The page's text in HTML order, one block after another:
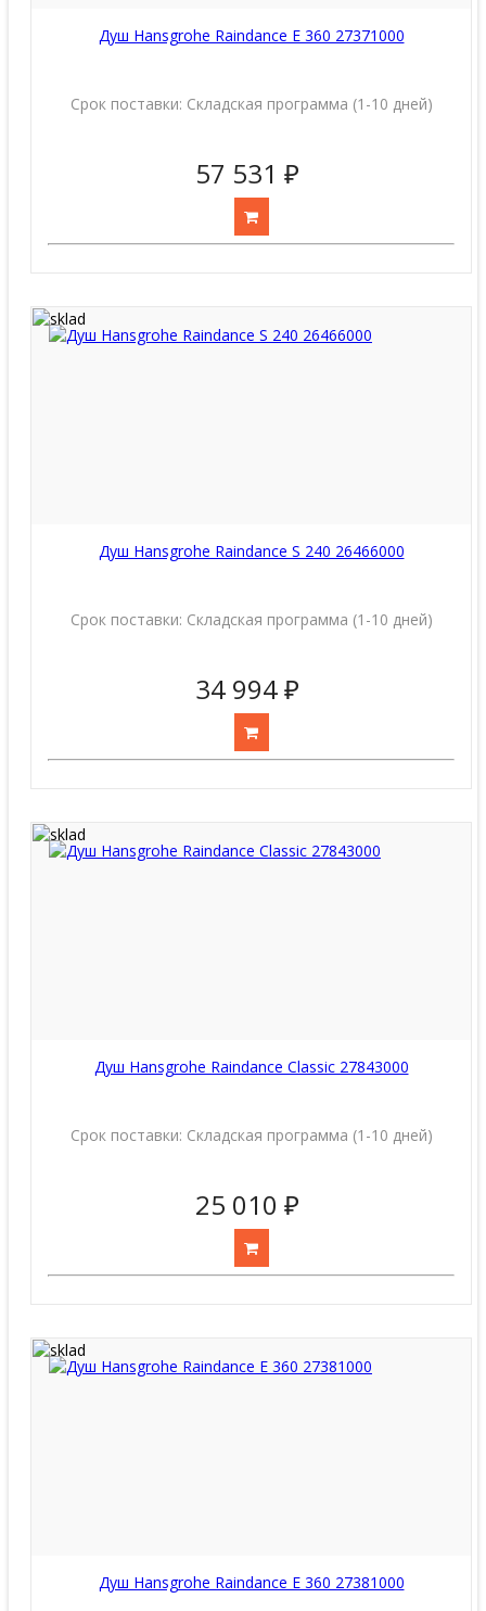
Душ Hansgrohe Raindance E 360 27371000
Срок поставки: Складская программа (1-10 дней)
57 531 ₽
Душ Hansgrohe Raindance S 240 26466000
Срок поставки: Складская программа (1-10 дней)
34 994 ₽
Душ Hansgrohe Raindance Classic 27843000
Срок поставки: Складская программа (1-10 дней)
25 010 ₽
Душ Hansgrohe Raindance E 360 27381000